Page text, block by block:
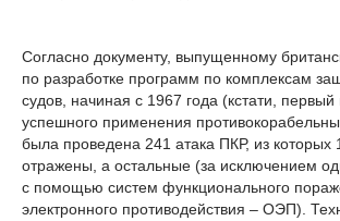
Согласно документу, выпущенному
по разработке программ по комплексам
судов, начиная с 1967 года (кстати, первый
успешного применения
была проведена 241 атака ПКР, из которых
отражены, а остальные (за исключением
с помощью систем функционального
электронного противодействия – ОЭП).